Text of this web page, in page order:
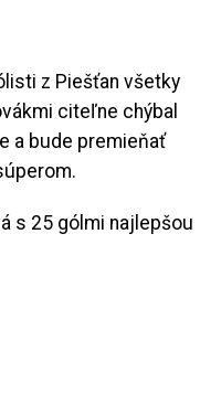
z Piešťan všetky
citeľne chýbal
a bude premieňať
s 25 gólmi najlepšou